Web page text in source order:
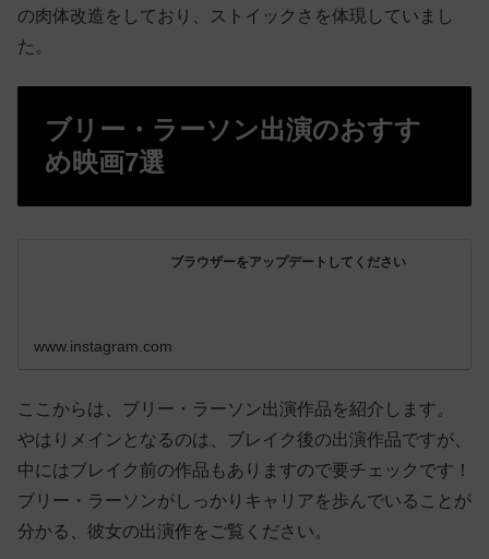
の肉体改造をしており、ストイックさを体現していまし
た。
ブリー・ラーソン出演のおすす
め映画7選
ブラウザーをアップデートしてください
www.instagram.com
ここからは、ブリー・ラーソン出演作品を紹介します。
やはりメインとなるのは、ブレイク後の出演作品ですが、
中にはブレイク前の作品もありますので要チェックです！
ブリー・ラーソンがしっかりキャリアを歩んでいることが
分かる、彼女の出演作をご覧ください。